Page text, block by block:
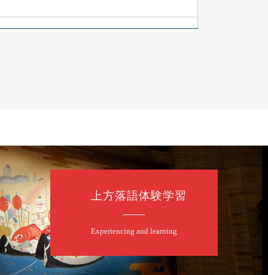
眞／笑福亭仁福／幸助福助（漫才）／桂春若
上方落語体験学習
Experiencing and learning